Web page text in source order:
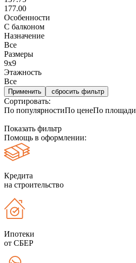
177.00
Особенности
С балконом
Назначение
Все
Размеры
9х9
Этажность
Все
сбросить фильтр
Сортировать:
По популярностиПо ценеПо площади
Показать фильтр
Помощь в оформлении:
Кредита
на строительство
Ипотеки
от СБЕР